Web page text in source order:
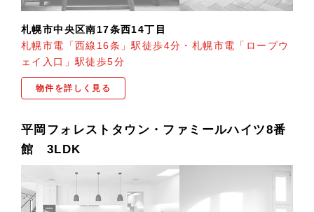
札幌市中央区南17条西14丁目
札幌市電「西線16条」駅徒歩4分・札幌市電「ロープウ
ェイ入口」駅徒歩5分
物件を詳しく見る
平岡フォレストタウン・ファミールハイツ8番
館 3LDK